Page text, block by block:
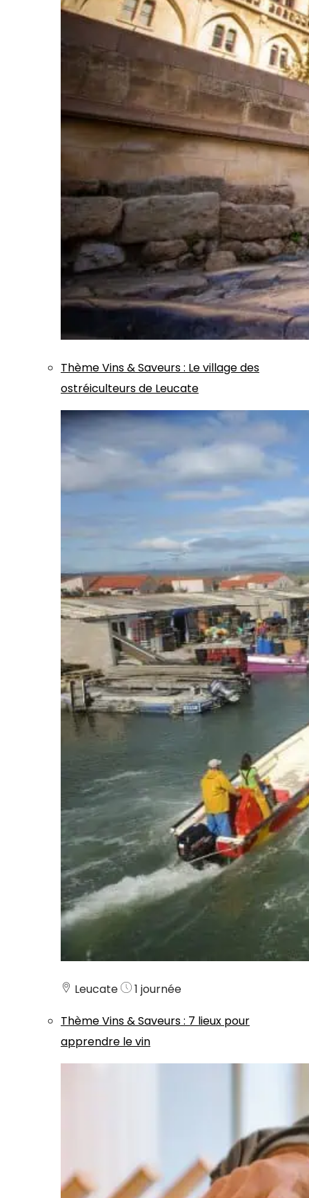
ThèmeVins & Saveurs: Le village des
ostréiculteurs de Leucate
Leucate
1 journée
ThèmeVins & Saveurs: 7 lieux pour
apprendre le vin